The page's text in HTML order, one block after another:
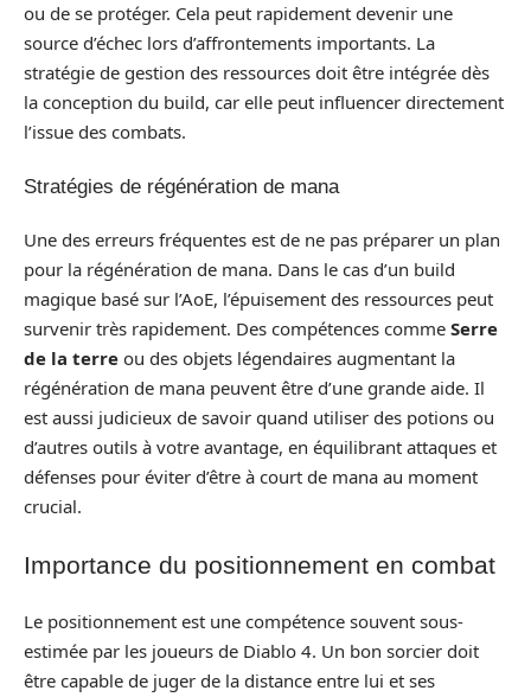
ou de se protéger. Cela peut rapidement devenir une
source d’échec lors d’affrontements importants. La
stratégie de gestion des ressources doit être intégrée dès
la conception du build, car elle peut influencer directement
l’issue des combats.
Stratégies de régénération de mana
Une des erreurs fréquentes est de ne pas préparer un plan
pour la régénération de mana. Dans le cas d’un build
magique basé sur l’AoE, l’épuisement des ressources peut
survenir très rapidement. Des compétences comme Serre
de la terre ou des objets légendaires augmentant la
régénération de mana peuvent être d’une grande aide. Il
est aussi judicieux de savoir quand utiliser des potions ou
d’autres outils à votre avantage, en équilibrant attaques et
défenses pour éviter d’être à court de mana au moment
crucial.
Importance du positionnement en combat
Le positionnement est une compétence souvent sous-
estimée par les joueurs de Diablo 4. Un bon sorcier doit
être capable de juger de la distance entre lui et ses